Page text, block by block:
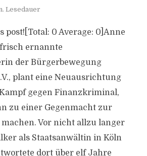
Lesedauer
post![Total: 0 Average: 0]Anne
ernannte
der Bürgerbewegung
plant eine Neuausrichtung
gegen Finanzkriminal,
zu einer Gegenmacht zur
Vor nicht allzu langer
als Staatsanwältin in Köln
dort über elf Jahre